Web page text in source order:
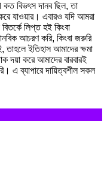
কত বিভৎস দানব ছিল, তা
যাওয়ার। এবারও যদি আমরা
লিপ্ত হই কিংবা
আচরণ করি, কিংবা জরুরি
তাহলে ইতিহাস আমাদের ক্ষমা
দয়া করে আমাদের বারবারই
এ ব্যাপারে দায়িত্বশীল সকল